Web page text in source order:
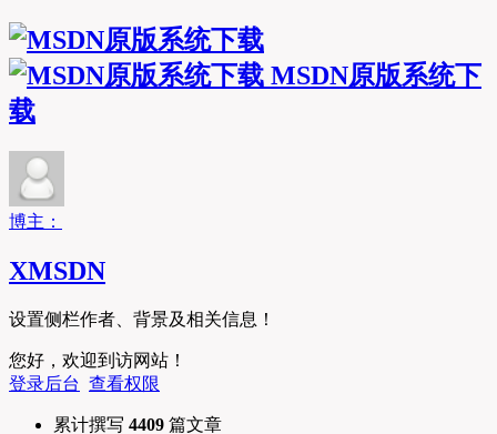
MSDN原版系统下
载
博主：
XMSDN
设置侧栏作者、背景及相关信息！
您好，欢迎到访网站！
登录后台 查看权限
累计撰写 4409 篇文章